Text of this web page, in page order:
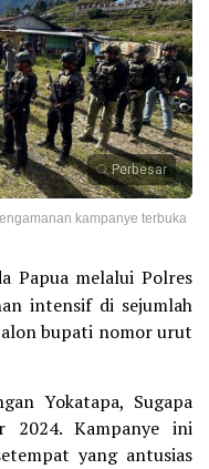
Perbesar
kampanye terbuka
Papua melalui Polres
intensif di sejumlah
bupati nomor urut
Yokatapa, Sugapa
2024. Kampanye ini
yang antusias